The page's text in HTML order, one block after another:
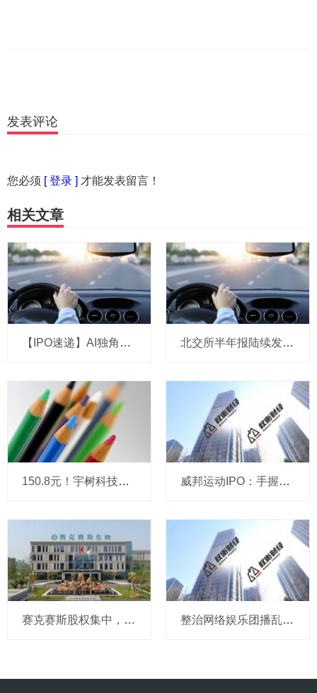
发表评论
您必须 [ 登录 ] 才能发表留言！
相关文章
【IPO速递】AI独角兽演语科技拟冲刺港股：成立三年，ARR剑指7亿美元 北交所半年报陆续发布 高景气赛道企业业绩亮眼
150.8元！宇树科技，IPO发行价定了 威邦运动IPO：手握8亿现金仍募资补流，实控人家族持股超99%
赛克赛斯股权集中，前番冲刺曾受警示，经销为主营收波动 整治网络娱乐团播乱象 中央网信办处置1840余个违规账号